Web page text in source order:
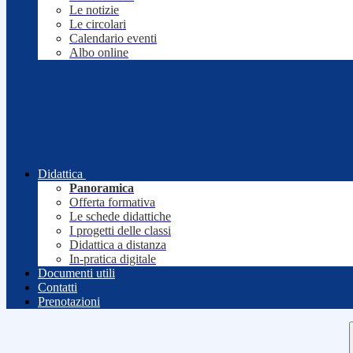
Le notizie
Le circolari
Calendario eventi
Albo online
Didattica
Panoramica
Offerta formativa
Le schede didattiche
I progetti delle classi
Didattica a distanza
In-pratica digitale
Documenti utili
Contatti
Prenotazioni